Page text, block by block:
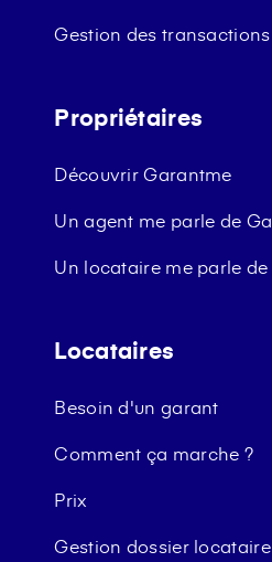
Gestion des transactions
Propriétaires
Découvrir Garantme
Un agent me parle de
Un locataire me parle
Locataires
Besoin d'un garant
Comment ça marche ?
Prix
Gestion dossier locataire